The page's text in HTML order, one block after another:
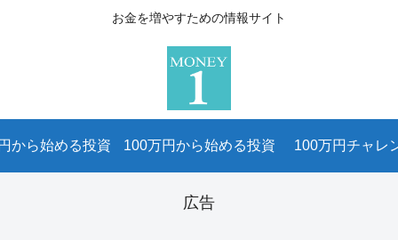
お金を増やすための情報サイト
から始める投資 100万円から始める投資 100万円チャレ
広告